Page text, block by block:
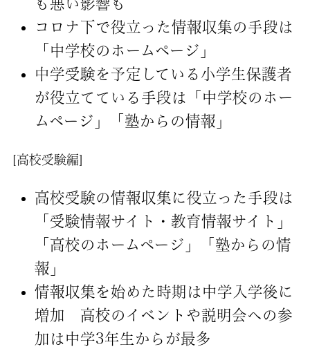
も悪い影響も
コロナ下で役立った情報収集の手段は
「中学校のホームページ」
中学受験を予定している小学生保護者
が役立てている手段は「中学校のホー
ムページ」「塾からの情報」
[高校受験編]
高校受験の情報収集に役立った手段は
「受験情報サイト・教育情報サイト」
「高校のホームページ」「塾からの情
報」
情報収集を始めた時期は中学入学後に
増加 高校のイベントや説明会への参
加は中学3年生からが最多